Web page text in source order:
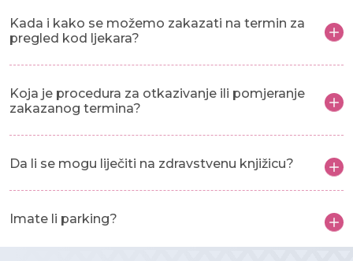
Kada i kako se možemo zakazati na termin za
pregled kod ljekara?
Koja je procedura za otkazivanje ili pomjeranje
zakazanog termina?
Da li se mogu liječiti na zdravstvenu knjižicu?
Imate li parking?